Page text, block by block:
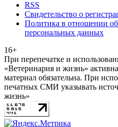
RSS
Свидетельство о
Политика в отношении
персональных данных
16+
При перепечатке и
«Ветеринария и жизнь»
материал обязательна. При
печатных СМИ указывать
жизнь»